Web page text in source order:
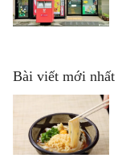
Bài viết mới nhất